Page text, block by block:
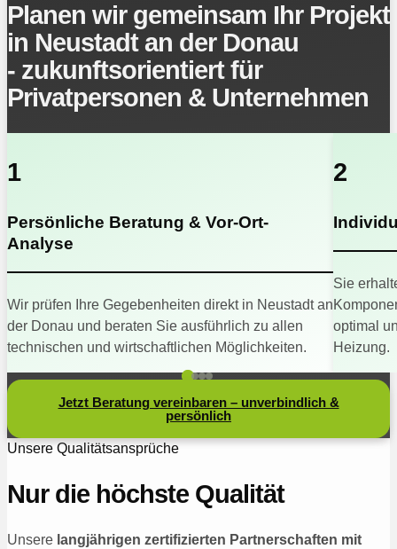
Planen wir gemeinsam Ihr Projekt
in Neustadt an der Donau
- zukunftsorientiert für
Privatpersonen & Unternehmen
1
Persönliche Beratung & Vor-Ort-
Analyse
Wir prüfen Ihre Gegebenheiten direkt in Neustadt an
der Donau und beraten Sie ausführlich zu allen
technischen und wirtschaftlichen Möglichkeiten.
2
Sie
optimal
Heizung.
Jetzt Beratung vereinbaren – unverbindlich &
persönlich
Unsere Qualitätsansprüche
Nur die höchste Qualität
Unsere langjährigen zertifizierten Partnerschaften mit